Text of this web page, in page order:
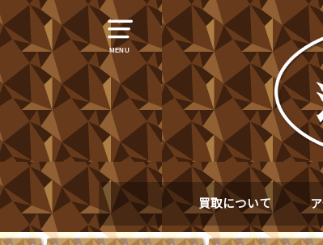
MENU
買取について